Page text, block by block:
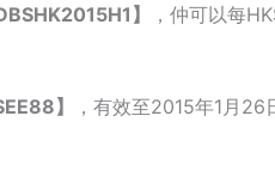
】
，仲可以每
】
，有效至2015年1月26